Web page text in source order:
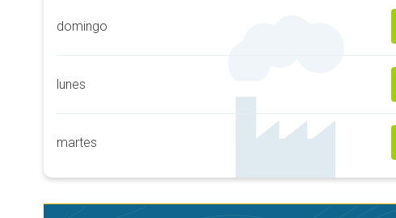
domingo
lunes
martes